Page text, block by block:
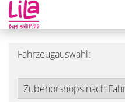
Fahrzeugauswahl: